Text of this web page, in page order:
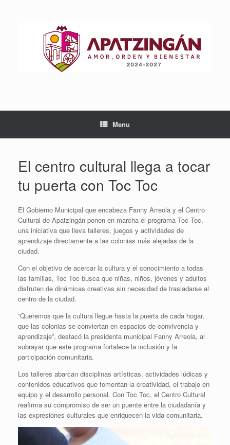
Menu
El centro cultural llega a tocar
tu puerta con Toc Toc
El Gobierno Municipal que encabeza Fanny Arreola y el Centro
Cultural de Apatzingán ponen en marcha el programa Toc Toc,
una iniciativa que lleva talleres, juegos y actividades de
aprendizaje directamente a las colonias más alejadas de la
ciudad.
Con el objetivo de acercar la cultura y el conocimiento a todas
las familias, Toc Toc busca que niñas, niños, jóvenes y adultos
disfruten de dinámicas creativas sin necesidad de trasladarse al
centro de la ciudad.
“Queremos que la cultura llegue hasta la puerta de cada hogar,
que las colonias se conviertan en espacios de convivencia y
aprendizaje”, destacó la presidenta municipal Fanny Arreola, al
subrayar que este programa fortalece la inclusión y la
participación comunitaria.
Los talleres abarcan disciplinas artísticas, actividades lúdicas y
contenidos educativos que fomentan la creatividad, el trabajo en
equipo y el desarrollo personal. Con Toc Toc, el Centro Cultural
reafirma su compromiso de ser un puente entre la ciudadanía y
las expresiones culturales que enriquecen la vida comunitaria.